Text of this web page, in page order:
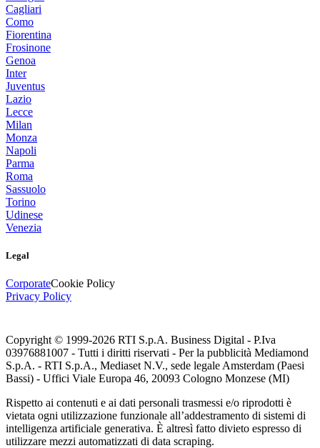
Cagliari
Como
Fiorentina
Frosinone
Genoa
Inter
Juventus
Lazio
Lecce
Milan
Monza
Napoli
Parma
Roma
Sassuolo
Torino
Udinese
Venezia
Legal
CorporateCookie Policy
Privacy Policy
Copyright © 1999-2026 RTI S.p.A. Business Digital - P.Iva
03976881007 - Tutti i diritti riservati - Per la pubblicità Mediamond
S.p.A. - RTI S.p.A., Mediaset N.V., sede legale Amsterdam (Paesi
Bassi) - Uffici Viale Europa 46, 20093 Cologno Monzese (MI)
Rispetto ai contenuti e ai dati personali trasmessi e/o riprodotti è
vietata ogni utilizzazione funzionale all’addestramento di sistemi di
intelligenza artificiale generativa. È altresì fatto divieto espresso di
utilizzare mezzi automatizzati di data scraping.